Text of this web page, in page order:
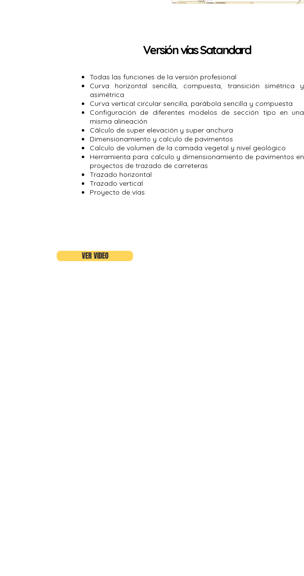
Versión vías Satandard
Todas las funciones de la versión profesional
Curva horizontal sencilla, compuesta, transición simétrica y
asimétrica
Curva vertical circular sencilla, parábola sencilla y compuesta
Configuración de diferentes modelos de sección tipo en una
misma alineación
Cálculo de super elevación y super anchura
Dimensionamiento y calculo de pavimentos
Calculo de volumen de la camada vegetal y nivel geológico
Herramienta para calculo y dimensionamiento de pavimentos en
proyectos de trazado de carreteras
Trazado horizontal
Trazado vertical
Proyecto de vías
VER VIDEO